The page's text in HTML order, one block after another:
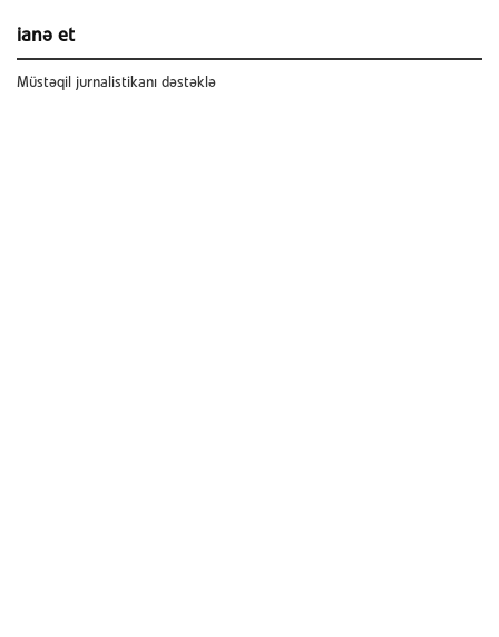
ianə et
Müstəqil jurnalistikanı dəstəklə